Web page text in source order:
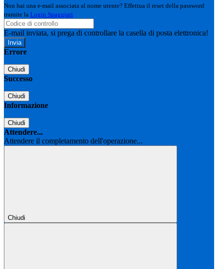
Non hai una e-mail associata al nome utente? Effettua il reset della password
tramite la Login Spaggiari
E-mail inviata, si prega di controllare la casella di posta elettronica!
Errore
Chiudi
Successo
Chiudi
Informazione
Chiudi
Attendere...
Attendere il completamento dell'operazione...
Chiudi